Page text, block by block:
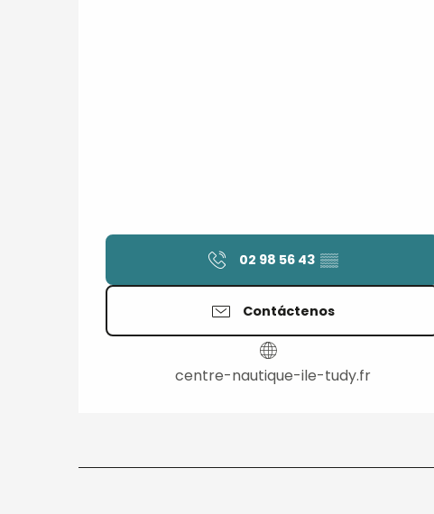
02 98 56 43 ▒▒
Contáctenos
centre-nautique-ile-tudy.fr